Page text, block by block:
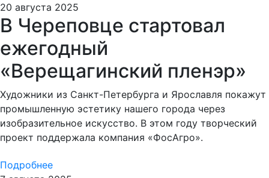
20 августа 2025
В Череповце стартовал
ежегодный
«Верещагинский пленэр»
Художники из Санкт-Петербурга и Ярославля покажут
промышленную эстетику нашего города через
изобразительное искусство. В этом году творческий
проект поддержала компания «ФосАгро».
Подробнее